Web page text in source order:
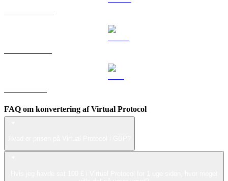
FAQ om konvertering af Virtual Protocol